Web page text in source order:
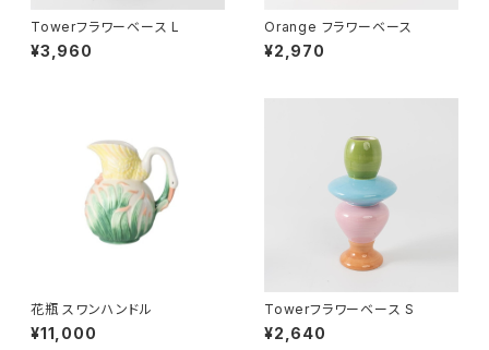
Towerフラワーベース L
¥3,960
Orange フラワーベース
¥2,970
花瓶 スワンハンドル
¥11,000
Towerフラワーベース S
¥2,640